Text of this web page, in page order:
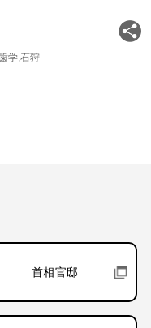
学 石狩
首相官邸